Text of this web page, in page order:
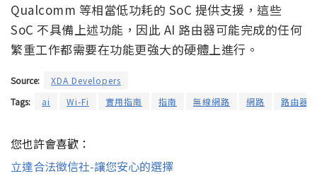
Qualcomm 等相當低功耗的 SoC 提供支援，這些
SoC 不具備上述功能，因此 AI 路由器可能完成的任何
繁重工作都需要在功能更強大的硬體上進行。
Source:
XDA Developers
Tags:
ai Wi-Fi 實用指南 指南 無線網路 網路 路由器
您也許會喜歡：
立達合法徵信社-讓您安心的選擇